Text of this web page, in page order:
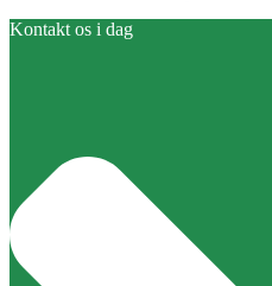
Kontakt os i dag